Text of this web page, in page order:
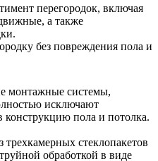
перегородок, включая
а также
без повреждения пола и
монтажные системы,
исключают
конструкцию пола и потолка.
стеклопакетов
обработкой в виде